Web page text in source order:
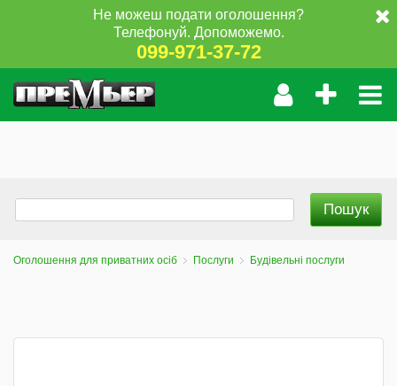
Не можеш подати оголошення?
Телефонуй. Допоможемо.
099-971-37-72
Оголошення для приватних осіб Послуги Будівельні послуги